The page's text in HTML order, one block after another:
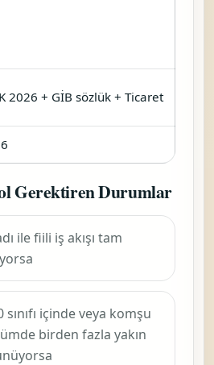
2026 + GİB sözlük + Ticaret
Gerektiren Durumlar
ile fiili iş akışı tam
sınıfı içinde veya komşu
birden fazla yakın